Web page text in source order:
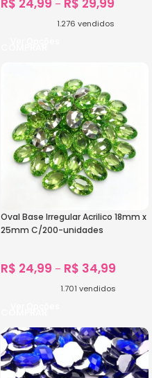
R$ 24,99 – R$ 29,99
1.276 vendidos
Oval Base Irregular Acrilico 18mm x
25mm C/200-unidades
R$ 24,99 – R$ 34,99
1.701 vendidos